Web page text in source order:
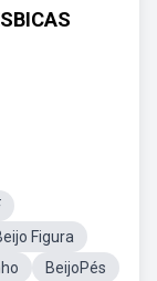
Figura
BeijoPés